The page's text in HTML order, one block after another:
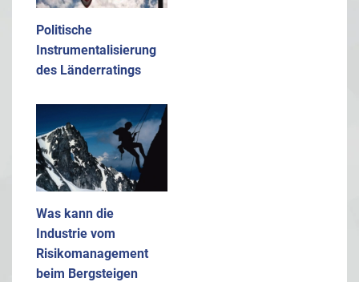
Politische
Instrumentalisierung
des Länderratings
Was kann die
Industrie vom
Risikomanagement
beim Bergsteigen